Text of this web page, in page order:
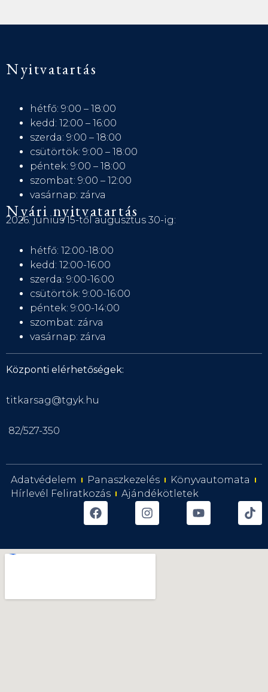
Nyitvatartás
hétfő: 9:00 – 18:00
kedd: 12:00 – 16:00
szerda: 9:00 – 18:00
csütörtök: 9:00 – 18:00
péntek: 9:00 – 18:00
szombat: 9:00 – 12:00
vasárnap: zárva
Nyári nyitvatartás
2026. június 15-től augusztus 30-ig:
hétfő: 12:00-18:00
kedd: 12:00-16:00
szerda: 9:00-16:00
csütörtök: 9:00-16:00
péntek: 9:00-14:00
szombat: zárva
vasárnap: zárva
Központi elérhetőségek:
titkarsag@tgyk.hu
82/527-350
Adatvédelem Panaszkezelés
Könyvautomata
Hírlevél Feliratkozás
Ajándékötletek